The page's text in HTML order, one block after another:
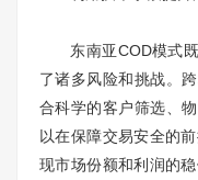
东南亚COD模式既
了诸多风险和挑战。
合科学的客户筛选、
以在保障交易安全的
现市场份额和利润的